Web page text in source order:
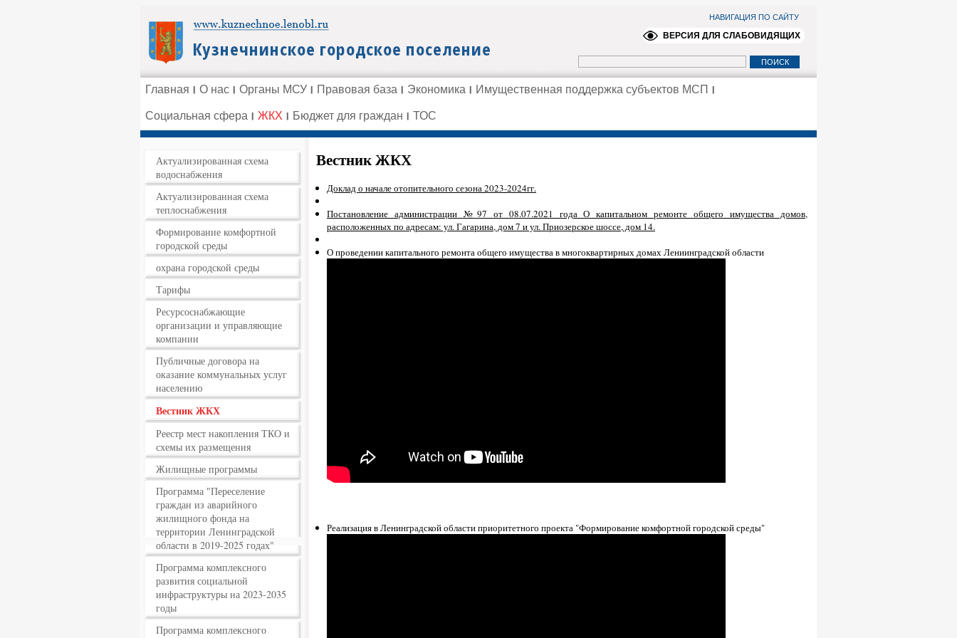
НАВИГАЦИЯ ПО САЙТУ
ВЕРСИЯ ДЛЯ СЛАБОВИДЯЩИХ
Главная О нас Органы МСУ Правовая база Экономика Имущественная поддержка субъектов МСП
Социальная сфера ЖКХ Бюджет для граждан ТОС
Актуализированная схема
водоснабжения
Актуализированная схема
теплоснабжения
Формирование комфортной
городской среды
охрана городской среды
Тарифы
Ресурсоснабжающие
организации и управляющие
компании
Публичные договора на
оказание коммунальных услуг
населению
Вестник ЖКХ
Реестр мест накопления ТКО и
схемы их размещения
Жилищные программы
Программа "Переселение
граждан из аварийного
жилищного фонда на
территории Ленинградской
области в 2019-2025 годах"
Программа комплексного
развития социальной
инфраструктуры на 2023-2035
годы
Программа комплексного
Вестник ЖКХ
Доклад о начале отопительного сезона 2023-2024гг.
Постановление администрации №97 от 08.07.2021 года О капитальном ремонте общего имущества домов,
расположенных по адресам: ул. Гагарина, дом 7 и ул. Приозерское шоссе, дом 14.
О проведении капитального ремонта общего имущества в многоквартирных домах Лениинградской области
Реализация в Ленинградской области приоритетного проекта "Формирование комфортной городской среды"